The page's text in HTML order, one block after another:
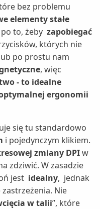
bez problemu
elementy stałe
to, żeby zapobiegać
których nie
po prostu nam
, więc
- to idealne
ergonomii
się tu standardowo
i pojedynczym klikiem.
zmiany DPIw
zdziwić. W zasadzie
jest idealny, jednak
Nie
w talii”, które